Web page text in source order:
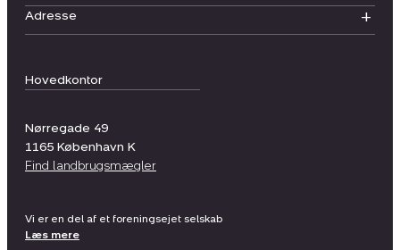
Hovedkontor
Nørregade 49
1165 København K
Find landbrugsmægler
Adresse
Vi er en del af et foreningsejet selskab
Læs mere